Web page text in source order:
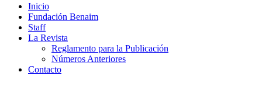
Inicio
Fundación Benaim
Staff
La Revista
Reglamento para la Publicación
Números Anteriores
Contacto